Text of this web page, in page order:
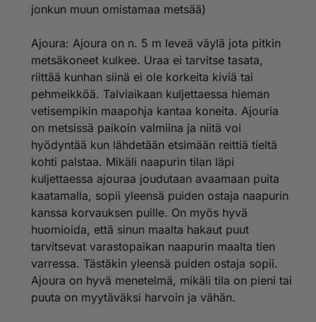
jonkun muun omistamaa metsää)
Ajoura: Ajoura on n. 5 m leveä väylä jota pitkin
metsäkoneet kulkee. Uraa ei tarvitse tasata,
riittää kunhan siinä ei ole korkeita kiviä tai
pehmeikköä. Talviaikaan kuljettaessa hieman
vetisempikin maapohja kantaa koneita. Ajouria
on metsissä paikoin valmiina ja niitä voi
hyödyntää kun lähdetään etsimään reittiä tieltä
kohti palstaa. Mikäli naapurin tilan läpi
kuljettaessa ajouraa joudutaan avaamaan puita
kaatamalla, sopii yleensä puiden ostaja naapurin
kanssa korvauksen puille. On myös hyvä
huomioida, että sinun maalta hakaut puut
tarvitsevat varastopaikan naapurin maalta tien
varressa. Tästäkin yleensä puiden ostaja sopii.
Ajoura on hyvä menetelmä, mikäli tila on pieni tai
puuta on myytäväksi harvoin ja vähän.